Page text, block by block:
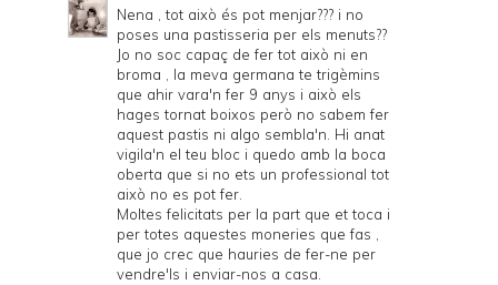
Nena , tot això és pot menjar??? i no
poses una pastisseria per els menuts??
Jo no soc capaç de fer tot això ni en
broma , la meva germana te trigèmins
que ahir vara'n fer 9 anys i això els
hages tornat boixos però no sabem fer
aquest pastis ni algo sembla'n. Hi anat
vigila'n el teu bloc i quedo amb la boca
oberta que si no ets un professional tot
això no es pot fer.
Moltes felicitats per la part que et toca i
per totes aquestes moneries que fas ,
que jo crec que hauries de fer-ne per
vendre'ls i enviar-nos a casa.